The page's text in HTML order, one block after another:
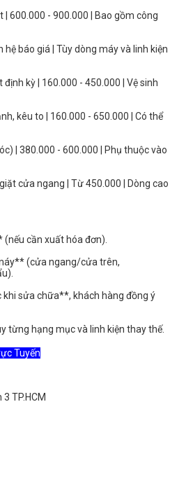
| 600.000 - 900.000 | Bao gồm công
hệ báo giá | Tùy dòng máy và linh kiện
định kỳ | 160.000 - 450.000 | Vệ sinh
kêu to | 160.000 - 650.000 | Có thể
| 380.000 - 600.000 | Phụ thuộc vào
cửa ngang | Từ 450.000 | Dòng cao
cần xuất hóa đơn).
(cửa ngang/cửa trên,
sửa chữa**, khách hàng đồng ý
từng hạng mục và linh kiện thay thế.
Tuyến